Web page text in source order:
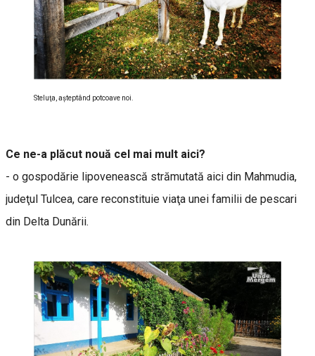
Steluţa, aşteptând potcoave noi.
Ce ne-a plăcut nouă cel mai mult aici?
- o gospodărie lipovenească strămutată aici din Mahmudia,
judeţul Tulcea, care reconstituie viaţa unei familii de pescari
din Delta Dunării.